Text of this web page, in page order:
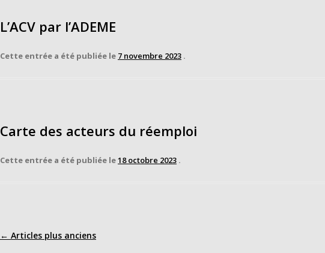
L’ACV par l’ADEME
Cette entrée a été publiée le 7 novembre 2023 .
Carte des acteurs du réemploi
Cette entrée a été publiée le18 octobre 2023 .
Navigation
← Articles plus anciens